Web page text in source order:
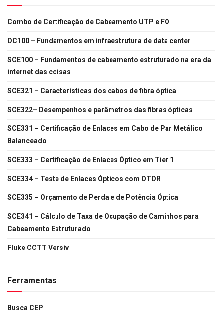
Combo de Certificação de Cabeamento UTP e FO
DC100 – Fundamentos em infraestrutura de data center
SCE100 – Fundamentos de cabeamento estruturado na era da
internet das coisas
SCE321 – Características dos cabos de fibra óptica
SCE322– Desempenhos e parâmetros das fibras ópticas
SCE331 – Certificação de Enlaces em Cabo de Par Metálico
Balanceado
SCE333 – Certificação de Enlaces Óptico em Tier 1
SCE334 – Teste de Enlaces Ópticos com OTDR
SCE335 – Orçamento de Perda e de Potência Óptica
SCE341 – Cálculo de Taxa de Ocupação de Caminhos para
Cabeamento Estruturado
Fluke CCTT Versiv
Ferramentas
Busca CEP